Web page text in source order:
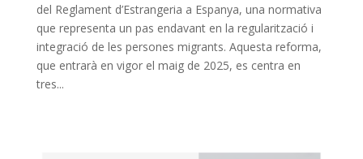
del Reglament d’Estrangeria a Espanya, una normativa
que representa un pas endavant en la regularització i
integració de les persones migrants. Aquesta reforma,
que entrarà en vigor el maig de 2025, es centra en
tres...